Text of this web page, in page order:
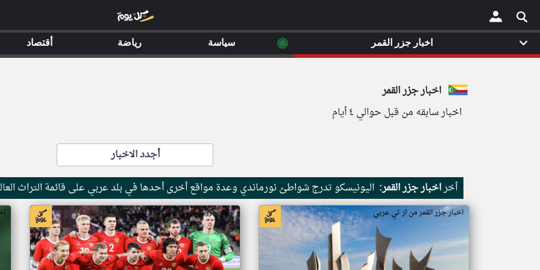
×
اخبار جزر القمر
اخبار سابقه من قبل حوالي ٤ أيام
أجدد الاخبار
أخراخبار جزر القمر: اليونيسكو تدرج شواطئ نورماندي وعدة مواقع أخرى أحدها في بلد عربي على قائمة التراث
اخبار جزر القمر من ار تي عربي اخبار جزر القمر من ار تي عربي
اخبار جزر القمر ◉ سياسة رياضة أقتصاد